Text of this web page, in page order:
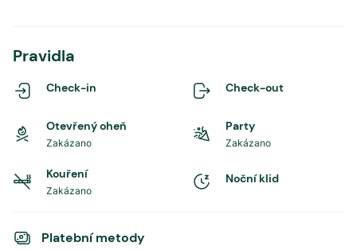
Pravidla
Check-in Check-out
Otevřený oheň
Zakázano
Party
Zakázano
Kouření
Zakázano
Noční klid
Platební metody